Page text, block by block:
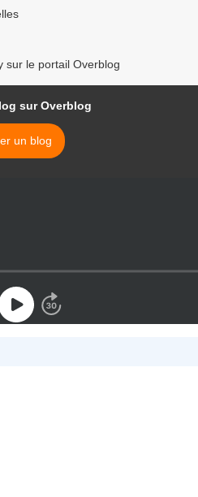
sur le portail Overblog
sur Overblog
un blog